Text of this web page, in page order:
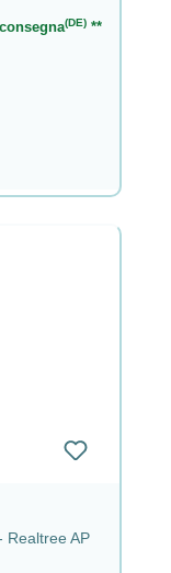
(DE) **
Realtree AP